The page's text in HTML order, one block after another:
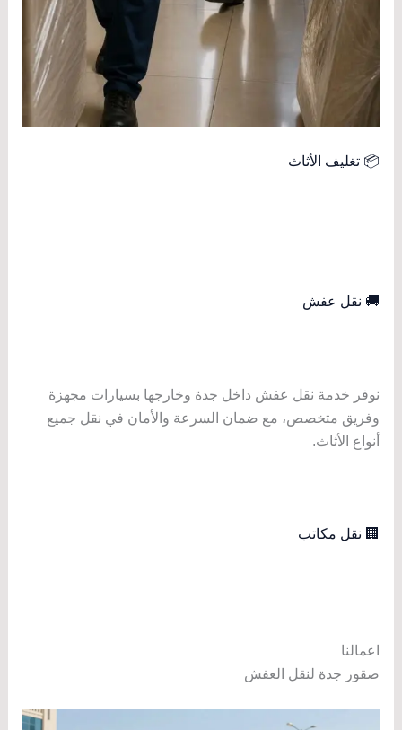
📦 تغليف الأثاث
🚚 نقل عفش
نوفر خدمة نقل عفش داخل جدة وخارجها بسيارات مجهزة
وفريق متخصص، مع ضمان السرعة والأمان في نقل جميع
أنواع الأثاث.
🏢 نقل مكاتب
اعمالنا
صقور جدة لنقل العفش